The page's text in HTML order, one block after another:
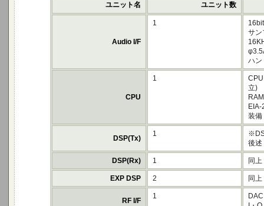
ユニット名 ユニット数
Audio I/F
1
サン
ハン
CPU
1
立)
装備
DSP(Tx)
1
後述
DSP(Rx) 1 同上
EXP DSP 2 同上
RF I/F
1